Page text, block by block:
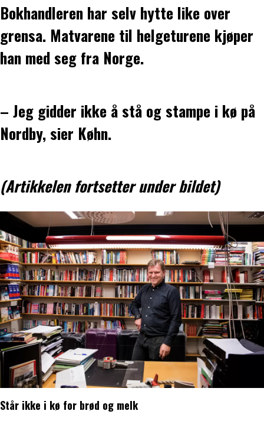
Bokhandleren har selv hytte like over
grensa. Matvarene til helgeturene kjøper
han med seg fra Norge.
– Jeg gidder ikke å stå og stampe i kø på
Nordby, sier Køhn.
(Artikkelen fortsetter under bildet)
Står ikke i kø for brød og melk